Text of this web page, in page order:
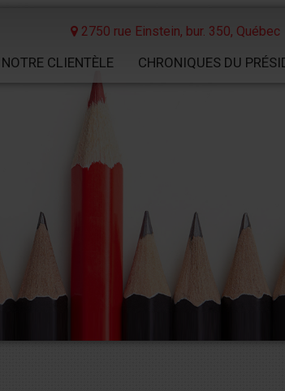
2750 rue Einstein, bur. 350, Québec
NOTRE CLIENTÈLE CHRONIQUES DU